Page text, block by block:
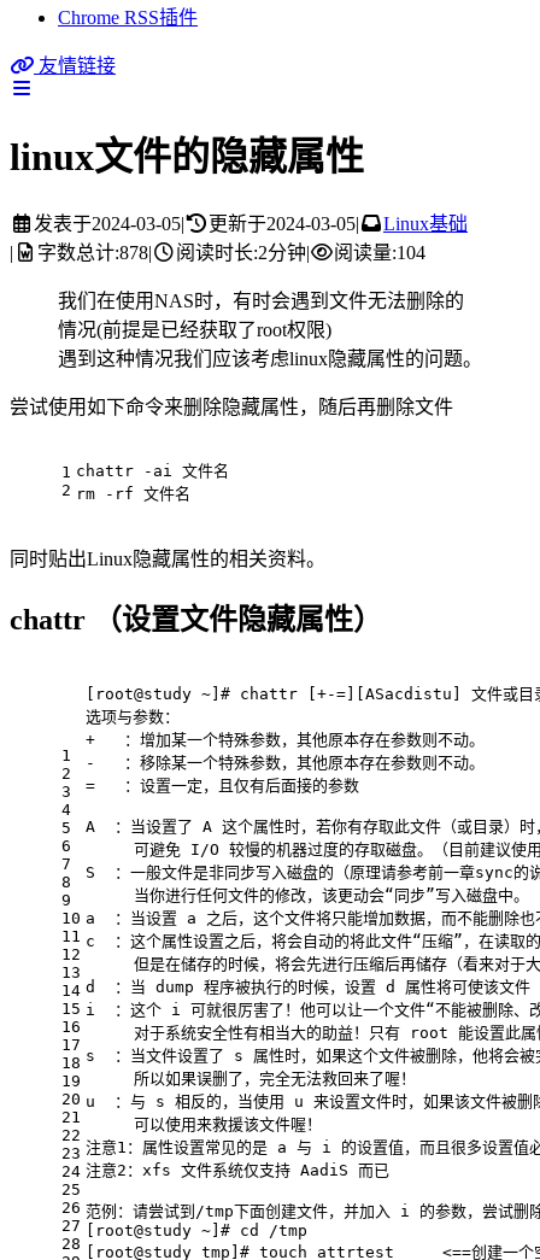
Chrome RSS插件
友情链接
linux文件的隐藏属性
发表于2024-03-05| 更新于2024-03-05|
Linux基础
|
字数总计:878| 阅读时长:2分钟| 阅读量:104
我们在使用NAS时，有时会遇到文件无法删除的
情况(前提是已经获取了root权限)
遇到这种情况我们应该考虑linux隐藏属性的问题。
尝试使用如下命令来删除隐藏属性，随后再删除文件
1
2
chattr -ai 文件名
rm -rf 文件名
同时贴出Linux隐藏属性的相关资料。
chattr （设置文件隐藏属性）
1
2
3
4
5
6
7
8
9
10
11
12
13
14
15
16
17
18
19
20
21
22
23
24
25
26
27
28
[root@study ~] # chattr [+-=][ASacdistu] 文件或目
选项与参数：
+   ：增加某一个特殊参数，其他原本存在参数则不动。
-   ：移除某一个特殊参数，其他原本存在参数则不动。
=   ：设置一定，且仅有后面接的参数
A  ：当设置了 A 这个属性时，若你有存取此文件（或目录）
可避免 I/O 较慢的机器过度的存取磁盘。（目前建议使
S  ：一般文件是非同步写入磁盘的（原理请参考前一章sync的
     当你进行任何文件的修改，该更动会“同步”写入磁盘中。
a  ：当设置 a 之后，这个文件将只能增加数据，而不能删除
c  ：这个属性设置之后，将会自动的将此文件“压缩”，在读取
但是在储存的时候，将会先进行压缩后再储存（看来对于
d  ：当 dump 程序被执行的时候，设置 d 属性将可使该文件
i  ：这个 i 可就很厉害了！他可以让一个文件“不能被删除、
对于系统安全性有相当大的助益！只有 root 能设置此属
s  ：当文件设置了 s 属性时，如果这个文件被删除，他将会被
     所以如果误删了，完全无法救回来了喔！
u  ：与 s 相反的，当使用 u 来设置文件时，如果该文件被删
     可以使用来救援该文件喔！
注意1 ：属性设置常见的是 a 与 i 的设置值，而且很多设置
注意2 ：xfs 文件系统仅支持 AadiS 而已
范例：请尝试到/tmp下面创建文件，并加入 i 的参数，尝试删
[root@study ~] # cd /tmp
[root@study tmp] # touch attrtest     <==创建一个